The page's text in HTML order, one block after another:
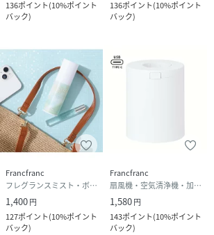
サイズ フリー
品番
広告文責
＜お電話でのお問い合わせ＞
固定電話からのお問い合わせ
0120-542-065（フリーダイ
携帯・公衆電話からのお問
050-5577-7001（有料）
136ポイント(10%ポイント
バック)
136ポイント(10%ポイント
バック)
Francfranc
フレグランスミスト・ボディミスト
1,400円
127ポイント(10%ポイント
バック)
Francfranc
扇風機・空気清浄機・加湿器
1,580円
143ポイント(10%ポイント
バック)